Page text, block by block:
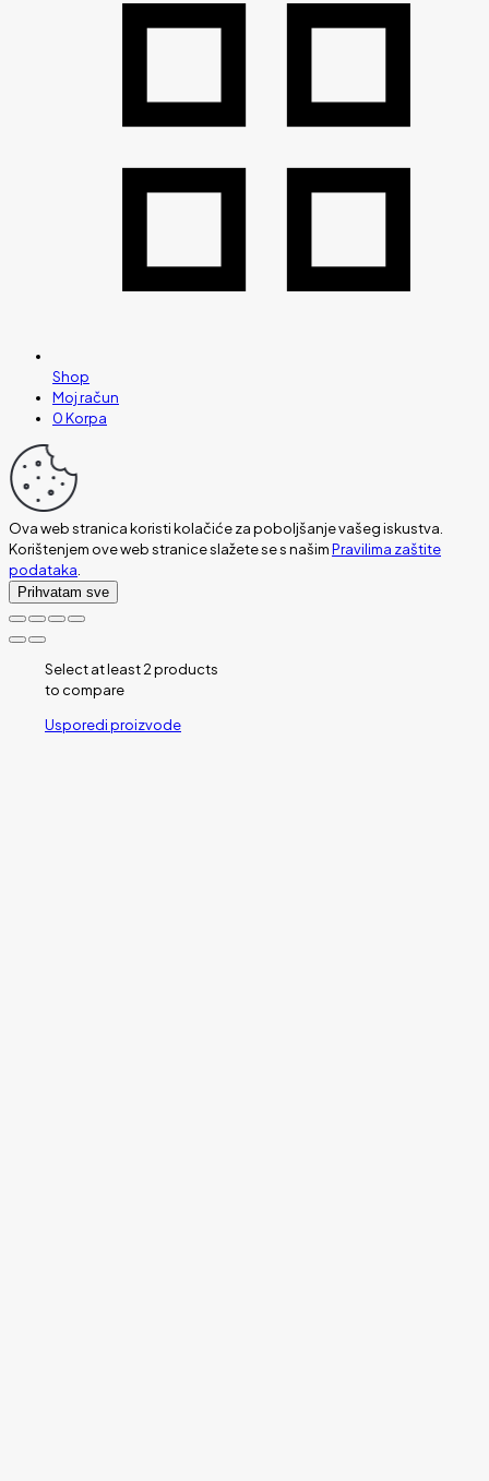
Shop
Moj račun
0Korpa
Ova web stranica koristi kolačiće za poboljšanje vašeg iskustva.
Korištenjem ove web stranice slažete se s našimPravilima zaštite
podataka.
Prihvatam sve
Select at least 2 products
to compare
Usporedi proizvode